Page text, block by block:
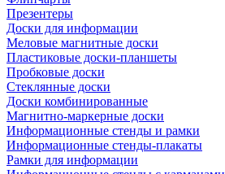
Презентеры
Доски для информации
Меловые магнитные доски
Пластиковые доски-планшеты
Пробковые доски
Стеклянные доски
Доски комбинированные
Магнитно-маркерные доски
Информационные стенды и рамки
Информационные стенды-плакаты
Рамки для информации